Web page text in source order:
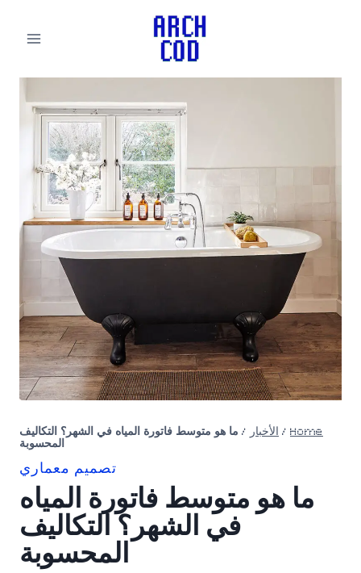
Home
/ الأخبار / ما هو متوسط ​​فاتورة المياه في الشهر؟ التكاليف
المحسوبة
تصميم معماري
ما هو متوسط ​​فاتورة المياه
في الشهر؟ التكاليف
المحسوبة